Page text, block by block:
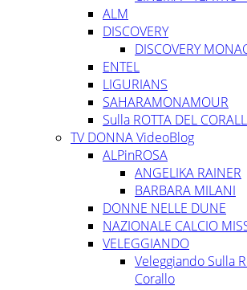
ALM
DISCOVERY
DISCOVERY
ENTEL
LIGURIANS
SAHARAMONAMOUR
Sulla ROTTA DEL
TV DONNA VideoBlog
ALPinROSA
ANGELIKA RAINER
BARBARA MILANI
DONNE NELLE DUNE
NAZIONALE CALCIO
VELEGGIANDO
Veleggiando Sulla
Corallo